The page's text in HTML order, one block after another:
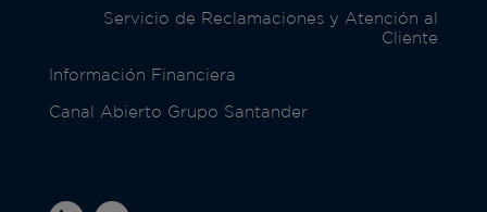
Servicio de Reclamaciones y Atención al
Cliente
Información Financiera
Canal Abierto Grupo Santander